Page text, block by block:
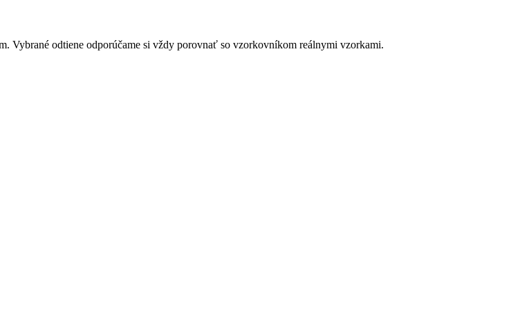
Vybrané odtiene odporúčame si vždy porovnať so vzorkovníkom reálnymi vzorkami.